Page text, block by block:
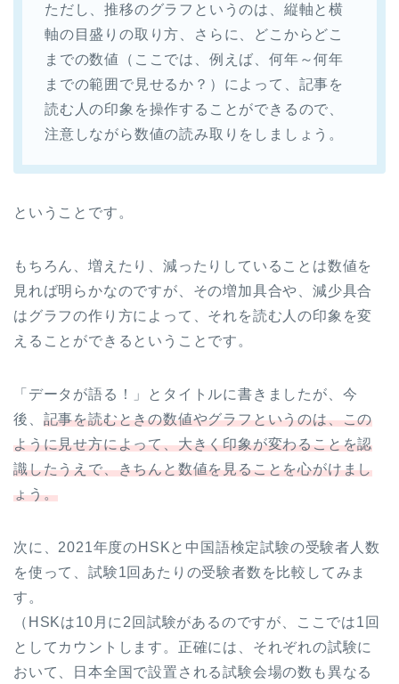
ただし、推移のグラフというのは、縦軸と横
軸の目盛りの取り方、さらに、どこからどこ
までの数値（ここでは、例えば、何年～何年
までの範囲で見せるか？）によって、記事を
読む人の印象を操作することができるので、
注意しながら数値の読み取りをしましょう。
ということです。
もちろん、増えたり、減ったりしていることは数値を
見れば明らかなのですが、その増加具合や、減少具合
はグラフの作り方によって、それを読む人の印象を変
えることができるということです。
「データが語る！」とタイトルに書きましたが、今
後、 記事を読むときの数値やグラフというのは、この
ように見せ方によって、大きく印象が変わることを認
識したうえで、きちんと数値を見ることを心がけまし
ょう。
次に、2021年度のHSKと中国語検定試験の受験者人数
を使って、試験1回あたりの受験者数を比較してみま
す。
（HSKは10月に2回試験があるのですが、ここでは1回
としてカウントします。正確には、それぞれの試験に
おいて、日本全国で設置される試験会場の数も異なる